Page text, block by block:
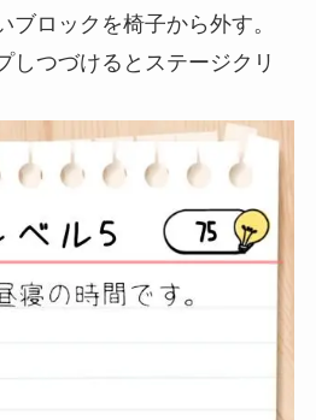
ブロックを椅子から外す。
しつづけるとステージクリ